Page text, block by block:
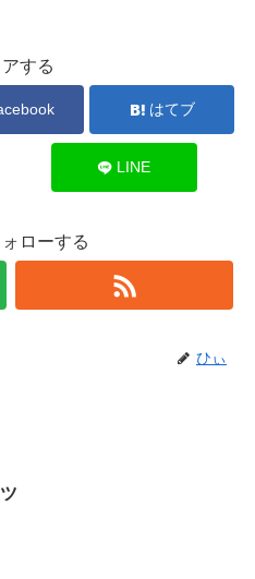
する
はてブ
LINE
ローする
ひぃ